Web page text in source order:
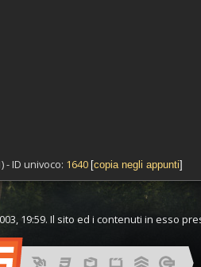
- ID univoco: 1640 [copia negli appunti]
19:59. Il sito ed i contenuti in esso